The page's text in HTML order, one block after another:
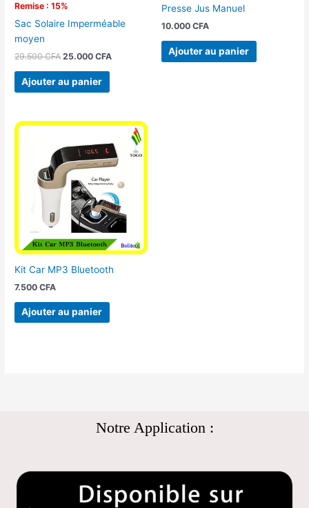
Remise : 15%
Sac Solaire Imperméable
moyen
29.500CFA 25.000CFA
Ajouter au panier
Presse Jus Manuel
10.000 CFA
Ajouter au panier
Kit Car MP3 Bluetooth
7.500CFA
Ajouter au panier
Notre Application :